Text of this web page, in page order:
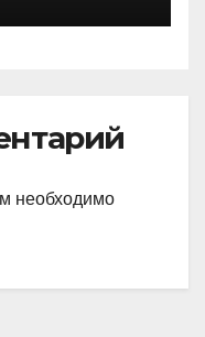
необходимо